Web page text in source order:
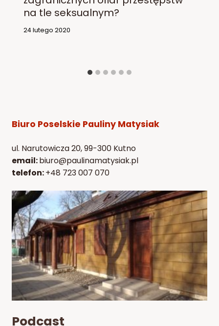
na tle seksualnym?
24 lutego 2020
Biuro Poselskie Pauliny Matysiak
ul. Narutowicza 20, 99-300 Kutno
email:biuro@paulinamatysiak.pl
telefon:+48 723 007 070
Podcast